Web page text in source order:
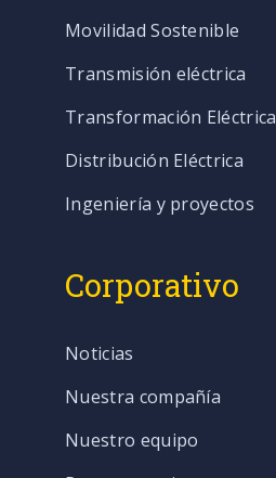
Movilidad Sostenible
Transmisión eléctrica
Transformación Eléctrica
Distribución Eléctrica
Ingeniería y proyectos
Corporativo
Noticias
Nuestra compañía
Nuestro equipo